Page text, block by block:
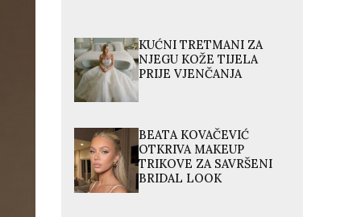
KUĆNI TRETMANI ZA
NJEGU KOŽE TIJELA
PRIJE VJENČANJA
BEATA KOVAČEVIĆ
OTKRIVA MAKEUP
TRIKOVE ZA SAVRŠENI
BRIDAL LOOK